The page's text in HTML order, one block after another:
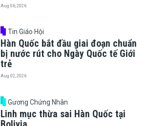
Aug 06, 2026
Tin Giáo Hội
Hàn Quốc bắt đầu giai đoạn chuẩn
bị nước rút cho Ngày Quốc tế Giới
trẻ
Aug 02, 2026
Gương Chứng Nhân
Linh mục thừa sai Hàn Quốc tại